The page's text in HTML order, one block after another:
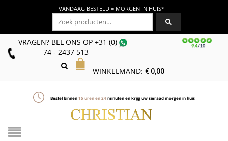
VANDAAG BESTELD = MORGEN IN HUIS*
Zoeken naar:
VRAGEN? BEL ONS OP+31 (0)
74 - 2437 513
WINKELMAND: €0,00
Bestel binnen15 uren en24minuten en krijg uw sieraad morgen in huis